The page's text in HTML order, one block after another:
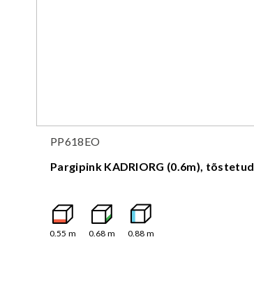
PP618EO
Pargipink KADRIORG (0.6m), tõstetud
0.55 m 0.68 m 0.88 m